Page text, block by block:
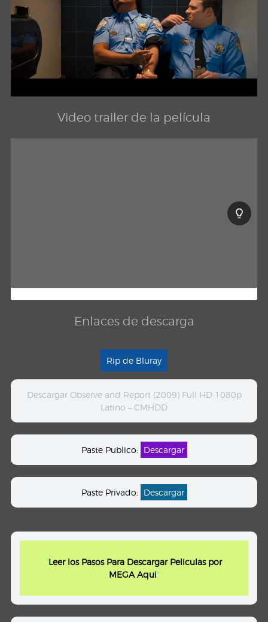
Video trailer de la película
Enlaces de descarga
Rip de Bluray
Descargar Observe and Report (2009) Full HD 1080p
Latino – CMHDD
Paste Publico: Descargar
Paste Privado: Descargar
"Leer los Pasos Para Descargar Peliculas por
MEGA Aqui"